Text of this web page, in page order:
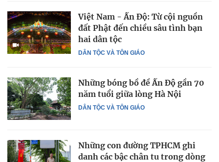
DÂN TỘC VÀ TÔN GIÁO
Việt Nam - Ấn Độ: Từ cội nguồn
đất Phật đến chiều sâu tình bạn
hai dân tộc
DÂN TỘC VÀ TÔN GIÁO
Những bóng bồ đề Ấn Độ gần 70
năm tuổi giữa lòng Hà Nội
Những con đường TPHCM ghi
danh các bậc chân tu trong dòng